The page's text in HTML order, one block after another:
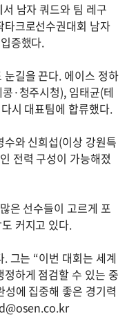
남자 쿼드와 팀 레구
크로선수권대회 남자
증했다.
길을 끈다. 에이스 정하
·청주시청), 임태균(테
시 대표팀에 합류했다.
와 신희섭(이상 강원특
전력 구성이 가능해졌
은 선수들이 고르게 포
커지고 있다.
그는 “이번 대회는 세계
하게 점검할 수 있는 중
에 집중해 좋은 경기력